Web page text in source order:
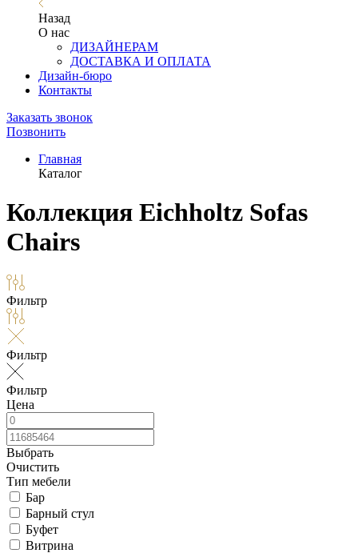
Назад
О нас
ДИЗАЙНЕРАМ
ДОСТАВКА И ОПЛАТА
Дизайн-бюро
Контакты
Заказать звонок
Позвонить
Главная
Каталог
Коллекция Eichholtz Sofas
Chairs
Фильтр
Фильтр
Фильтр
Цена
Выбрать
Очистить
Тип мебели
Бар
Барный стул
Буфет
Витрина